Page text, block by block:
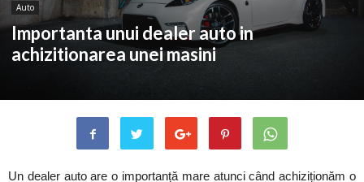
Auto
Importanta unui dealer auto in
achizitionarea unei masini
Un dealer auto are o importanță mare atunci când achiziționăm o